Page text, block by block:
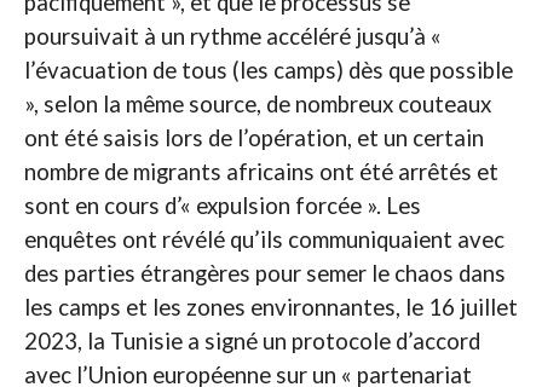
poursuivait à un rythme accéléré jusqu’à «
l’évacuation de tous (les camps) dès que possible
», selon la même source, de nombreux couteaux
ont été saisis lors de l’opération, et un certain
nombre de migrants africains ont été arrêtés et
sont en cours d’« expulsion forcée ». Les
enquêtes ont révélé qu’ils communiquaient avec
des parties étrangères pour semer le chaos dans
les camps et les zones environnantes, le 16 juillet
2023, la Tunisie a signé un protocole d’accord
avec l’Union européenne sur un « partenariat